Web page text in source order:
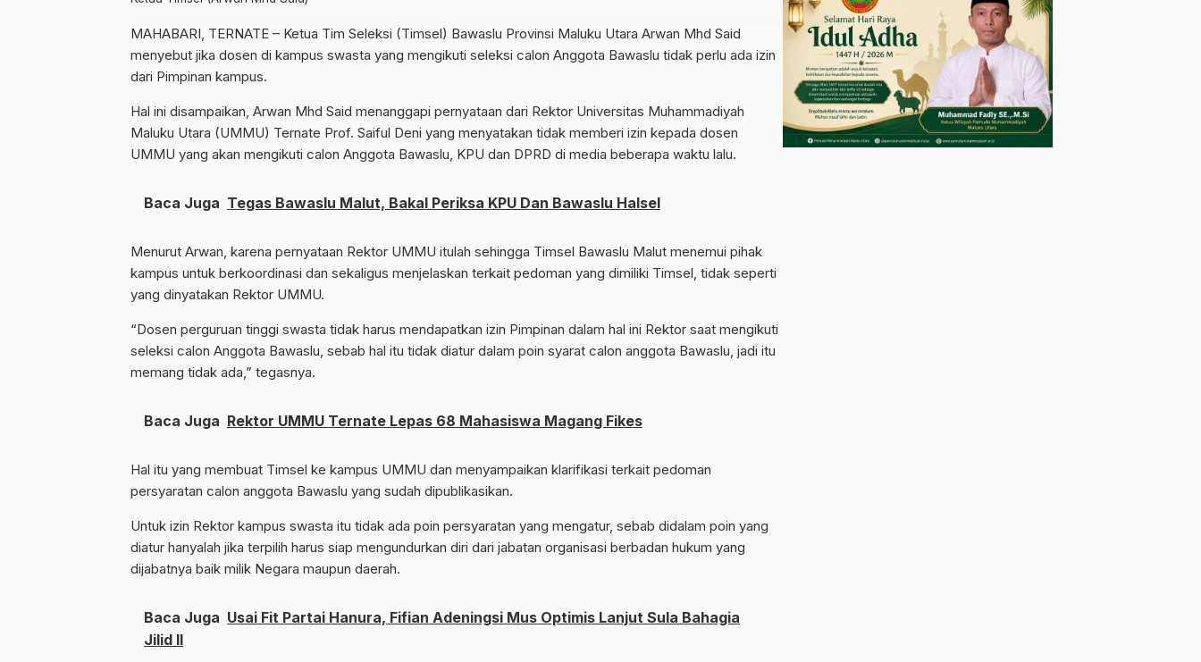
MAHABARI, TERNATE – Ketua Tim Seleksi (Timsel) Bawaslu Provinsi Maluku Utara Arwan Mhd Said
menyebut jika dosen di kampus swasta yang mengikuti seleksi calon Anggota Bawaslu tidak perlu ada izin
dari Pimpinan kampus.
Hal ini disampaikan, Arwan Mhd Said menanggapi pernyataan dari Rektor Universitas Muhammadiyah
Maluku Utara (UMMU) Ternate Prof. Saiful Deni yang menyatakan tidak memberi izin kepada dosen
UMMU yang akan mengikuti calon Anggota Bawaslu, KPU dan DPRD di media beberapa waktu lalu.
Baca Juga Tegas Bawaslu Malut, Bakal Periksa KPU Dan Bawaslu Halsel
Menurut Arwan, karena pernyataan Rektor UMMU itulah sehingga Timsel Bawaslu Malut menemui pihak
kampus untuk berkoordinasi dan sekaligus menjelaskan terkait pedoman yang dimiliki Timsel, tidak seperti
yang dinyatakan Rektor UMMU.
“Dosen perguruan tinggi swasta tidak harus mendapatkan izin Pimpinan dalam hal ini Rektor saat mengikuti
seleksi calon Anggota Bawaslu, sebab hal itu tidak diatur dalam poin syarat calon anggota Bawaslu, jadi itu
memang tidak ada,” tegasnya.
Baca Juga Rektor UMMU Ternate Lepas 68 Mahasiswa Magang Fikes
Hal itu yang membuat Timsel ke kampus UMMU dan menyampaikan klarifikasi terkait pedoman
persyaratan calon anggota Bawaslu yang sudah dipublikasikan.
Untuk izin Rektor kampus swasta itu tidak ada poin persyaratan yang mengatur, sebab didalam poin yang
diatur hanyalah jika terpilih harus siap mengundurkan diri dari jabatan organisasi berbadan hukum yang
dijabatnya baik milik Negara maupun daerah.
Baca Juga Usai Fit Partai Hanura, Fifian Adeningsi Mus Optimis Lanjut Sula Bahagia
Jilid II